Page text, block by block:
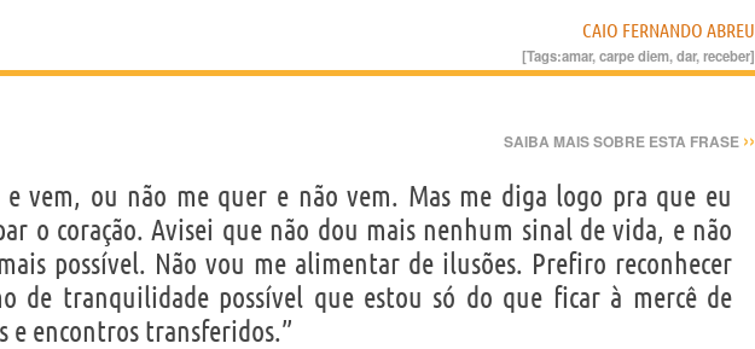
CAIO FERNANDO ABREU
[Tags:amar,carpe diem,dar,receber]
SAIBA MAIS SOBRE ESTA FRASE ››
e vem, ou não me quer e não vem. Mas me diga logo pra que eu
o coração. Avisei que não dou mais nenhum sinal de vida, e não
possível. Não vou me alimentar de ilusões. Prefiro reconhecer
de tranquilidade possível que estou só do que ficar à mercê de
e encontros transferidos.”